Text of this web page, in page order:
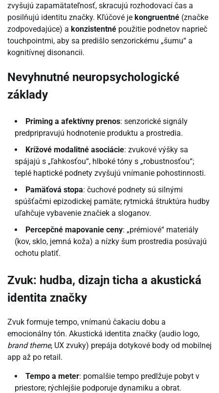
zvyšujú zapamätateľnosť, skracujú rozhodovací čas a
posilňujú identitu značky. Kľúčové je kongruentné (značke
zodpovedajúce) a konzistentné použitie podnetov naprieč
touchpointmi, aby sa predišlo senzorickému „šumu“ a
kognitívnej disonancii.
Nevyhnutné neuropsychologické
základy
Priming a afektívny prenos: senzorické signály
predpripravujú hodnotenie produktu a prostredia.
Krížové modalitné asociácie: zvukové výšky sa
spájajú s „ľahkosťou“, hlboké tóny s „robustnosťou“;
teplé haptické podnety zvyšujú vnímanie pohostinnosti.
Pamäťová stopa: čuchové podnety sú silnými
spúšťačmi epizodickej pamäte; rytmická štruktúra hudby
uľahčuje vybavenie značiek a sloganov.
Percepčné mapovanie ceny: „prémiové“ materiály
(kov, sklo, jemná koža) a nízky šum prostredia posúvajú
ochotu platiť.
Zvuk: hudba, dizajn ticha a akustická
identita značky
Zvuk formuje tempo, vnímanú čakaciu dobu a
emocionálny tón. Akustická identita značky (audio logo,
brand theme, UX zvuky) prepája dotykové body od mobilnej
app až po retail.
Tempo a meter: pomalšie tempo predlžuje pobyt v
priestore; rýchlejšie podporuje dynamiku a obrat.